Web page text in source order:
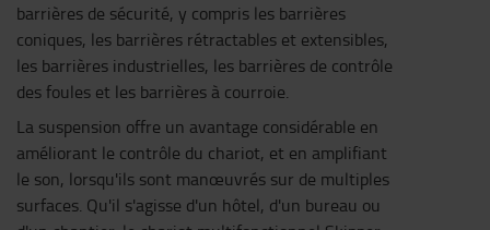
barrières de sécurité, y compris les barrières
coniques, les barrières rétractables et extensibles,
les barrières industrielles, les barrières de contrôle
des foules et les barrières à courroie.
La suspension offre un avantage considérable en
améliorant le contrôle du chariot, et en amplifiant
le son, lorsqu'ils sont manœuvrés sur de multiples
surfaces. Qu'il s'agisse d'un hôtel, d'un bureau ou